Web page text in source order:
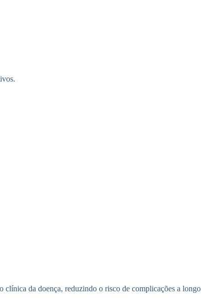
clínica da doença, reduzindo o risco de complicações a longo